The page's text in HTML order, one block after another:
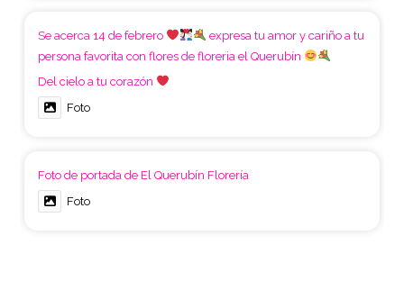
Se acerca 14 de febrero
expresa tu amor y cariño a tu
persona favorita con flores de floreria el Querubín
Del cielo a tu corazón
Foto
Foto de portada de El Querubín Florería
Foto